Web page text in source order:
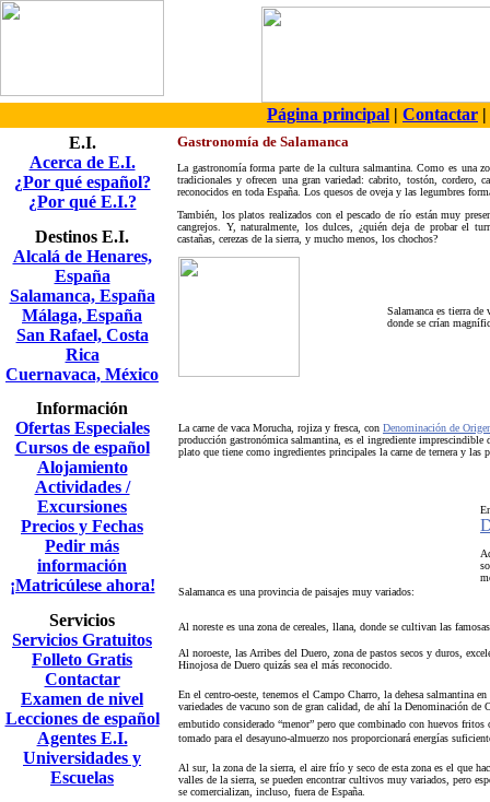
Página principal | Contactar |
E.I.
Acerca de E.I.
¿Por qué español?
¿Por qué E.I.?
Destinos E.I.
Alcalá de Henares,
España
Salamanca, España
Málaga, España
San Rafael, Costa
Rica
Cuernavaca, México
Información
Ofertas Especiales
Cursos de español
Alojamiento
Actividades /
Excursiones
Precios y Fechas
Pedir más
información
¡Matricúlese ahora!
Servicios
Servicios Gratuitos
Folleto Gratis
Contactar
Examen de nivel
Lecciones de español
Agentes E.I.
Universidades y
Escuelas
Gastronomía de Salamanca
La gastronomía forma parte de la cultura salmantina. Como es una
tradicionales y ofrecen una gran variedad: cabrito, tostón, cordero,
reconocidos en toda España. Los quesos de oveja y las legumbres
También, los platos realizados con el pescado de río están muy
cangrejos. Y, naturalmente, los dulces, ¿quién deja de probar el
castañas, cerezas de la sierra, y mucho menos, los chochos?
Salamanca es tierra
donde se crían
La carne de vaca Morucha, rojiza y fresca, con Denominación de
producción gastronómica salmantina, es el ingrediente
plato que tiene como ingredientes principales la carne de ternera y las
Salamanca es una provincia de paisajes muy variados:
Al noreste es una zona de cereales, llana, donde se cultivan las famosas
Al noroeste, las Arribes del Duero, zona de pastos secos y duros,
Hinojosa de Duero quizás sea el más reconocido.
En el centro-oeste, tenemos el Campo Charro, la dehesa salmantina
variedades de vacuno son de gran calidad, de ahí la Denominación de
embutido considerado “menor” pero que combinado con huevos
tomado para el desayuno-almuerzo nos proporcionará energías
Al sur, la zona de la sierra, el aire frío y seco de esta zona es el que
valles de la sierra, se pueden encontrar cultivos muy variados, pero
se comercializan, incluso, fuera de España.